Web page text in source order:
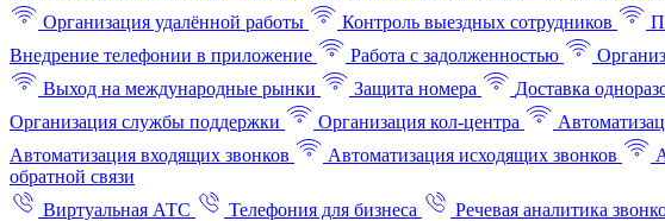
Организация удалённой работы
Контроль выездных сотрудников
Внедрение телефонии в приложение
Работа с задолженностью
Выход на международные рынки
Защита номера Доставка
Организация службы поддержки
Организация кол-центра
Автоматизация входящих звонков
Автоматизация исходящих звонков
обратной связи
Виртуальная АТС
Телефония для бизнеса Речевая аналитика